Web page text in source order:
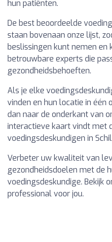
hun patiënten.
De best beoordeelde
staan bovenaan onze lijst,
beslissingen kunt nemen
betrouwbare experts die
gezondheidsbehoeften.
Als je elke
vinden en hun locatie in
dan naar de onderkant van
interactieve kaart vindt met
voedingsdeskundigen in
Verbeter uw kwaliteit van
gezondheidsdoelen met de
voedingsdeskundige. Bekijk
professional voor jou.